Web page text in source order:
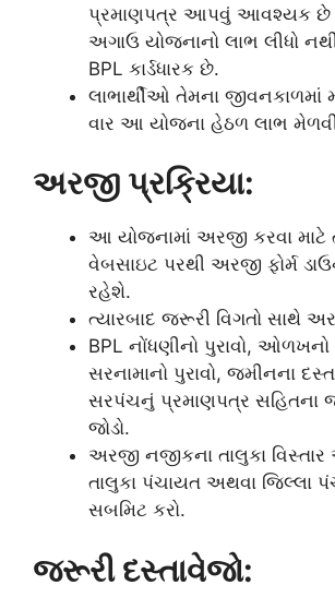
પ્રમાણપત્ર આપવું આવશ્યક
અગાઉ યોજનાનો લાભ લીધો
BPL કાર્ડધારક છે.
લાભાર્થીઓ તેમના
વાર આ યોજના હેઠળ લાભ
અરજી પ્રક્રિયા:
આ યોજનામાં અરજી કરવા માટે
વેબસાઇટ પરથી અરજી ફોર્મ
રહેશે.
ત્યારબાદ જરૂરી વિગતો સાથે
BPL નોંધણીનો પુરાવો, ઓળખનો
સરનામાનો પુરાવો, જમીનના
સરપંચનું પ્રમાણપત્ર સહિતના
જોડો.
અરજી નજીકના તાલુકા વિસ્તાર
તાલુકા પંચાયત અથવા જિલ્લા
સબમિટ કરો.
જરૂરી દસ્તાવેજો: